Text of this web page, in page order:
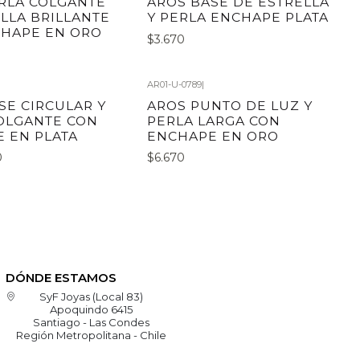
BRILLANTE
EN ORO
Y PERLA ENCHAPE PLATA
$3.670
CIRCULAR Y
CON
EN PLATA
AR01-U-0789|
AROS PUNTO DE LUZ Y
PERLA LARGA CON
ENCHAPE EN ORO
$6.670
DÓNDE ESTAMOS
SyF Joyas (Local 83)
Apoquindo 6415
Santiago - Las Condes
Región Metropolitana - Chile